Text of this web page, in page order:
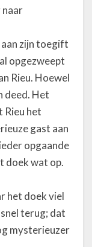
naar
aan zijn toegift
opgezweept
Rieu. Hoewel
deed. Het
Rieu het
gast aan
opgaande
doek wat op.
het doek viel
terug; dat
mysterieuzer